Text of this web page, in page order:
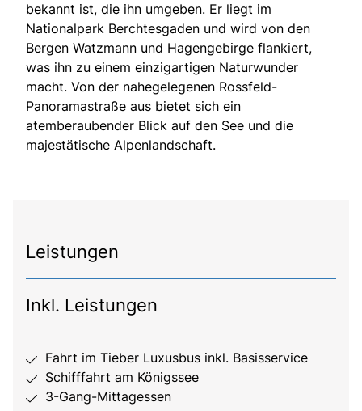
bekannt ist, die ihn umgeben. Er liegt im
Nationalpark Berchtesgaden und wird von den
Bergen Watzmann und Hagengebirge flankiert,
was ihn zu einem einzigartigen Naturwunder
macht. Von der nahegelegenen Rossfeld-
Panoramastraße aus bietet sich ein
atemberaubender Blick auf den See und die
majestätische Alpenlandschaft.
Leistungen
Inkl. Leistungen
Fahrt im Tieber Luxusbus inkl. Basisservice
Schifffahrt am Königssee
3-Gang-Mittagessen